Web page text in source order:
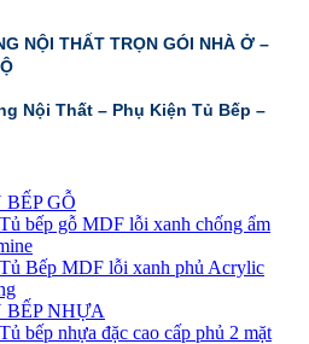
NỘI THẤT TRỌN GÓI NHÀ Ở –
Nội Thất – Phụ Kiện Tủ Bếp –
GỖ
bếp gỗ MDF lỗi xanh chống ẩm
Bếp MDF lỗi xanh phủ Acrylic
NHỰA
bếp nhựa đặc cao cấp phủ 2 mặt